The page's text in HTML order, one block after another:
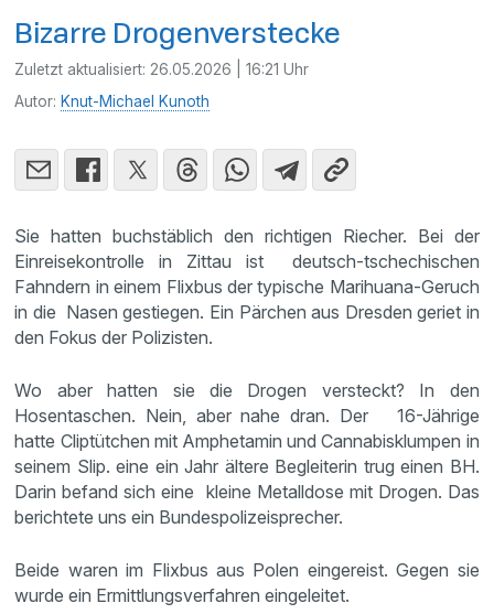
Bizarre Drogenverstecke
Zuletzt aktualisiert: 26.05.2026 | 16:21 Uhr
Autor: Knut-Michael Kunoth
Sie hatten buchstäblich den richtigen Riecher. Bei der
Einreisekontrolle in Zittau ist deutsch-tschechischen
Fahndern in einem Flixbus der typische Marihuana-Geruch
in die Nasen gestiegen. Ein Pärchen aus Dresden geriet in
den Fokus der Polizisten.
Wo aber hatten sie die Drogen versteckt? In den
Hosentaschen. Nein, aber nahe dran. Der 16-Jährige
hatte Cliptütchen mit Amphetamin und Cannabisklumpen in
seinem Slip. eine ein Jahr ältere Begleiterin trug einen BH.
Darin befand sich eine kleine Metalldose mit Drogen. Das
berichtete uns ein Bundespolizeisprecher.
Beide waren im Flixbus aus Polen eingereist. Gegen sie
wurde ein Ermittlungsverfahren eingeleitet.